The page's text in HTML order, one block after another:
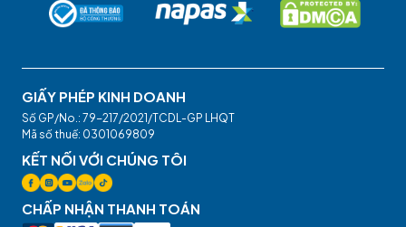
GIẤY PHÉP KINH DOANH
Số GP/No.: 79-217/2021/TCDL-GP LHQT
Mã số thuế: 0301069809
KẾT NỐI VỚI CHÚNG TÔI
CHẤP NHẬN THANH TOÁN